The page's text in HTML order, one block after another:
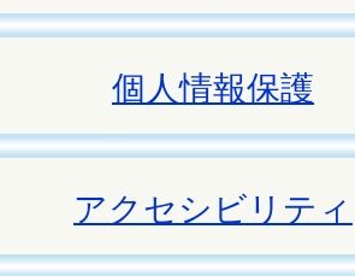
個人情報保護
アクセシビリティ